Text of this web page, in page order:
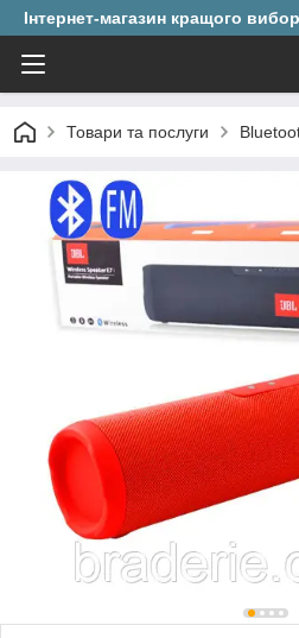
Інтернет-магазин кращого
Товари та послуги